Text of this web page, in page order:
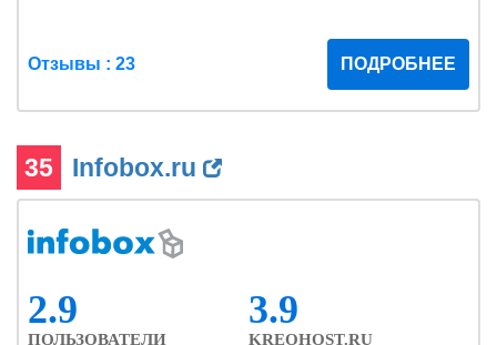
Отзывы : 23 ПОДРОБНЕЕ
35 Infobox.ru
2.9
ПОЛЬЗОВАТЕЛИ
3.9
KREOHOST.RU